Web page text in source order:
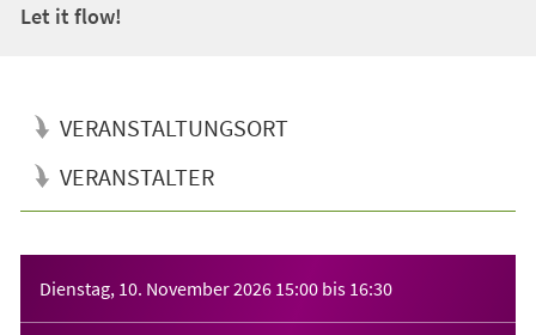
Let it flow!
VERANSTALTUNGSORT
VERANSTALTER
Dienstag, 10. November 2026 15:00 bis 16:30